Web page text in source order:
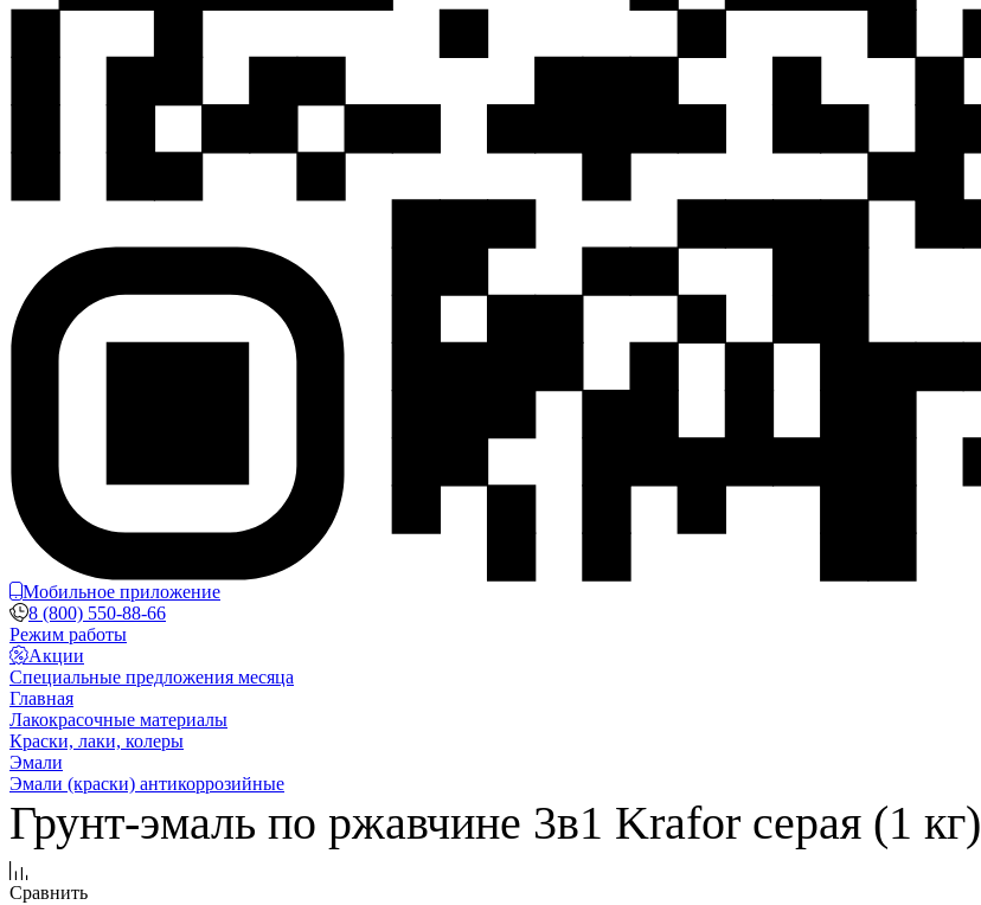
Мобильное приложение
8 (800) 550-88-66
Режим работы
Акции
Специальные предложения месяца
Главная
Лакокрасочные материалы
Краски, лаки, колеры
Эмали
Эмали (краски) антикоррозийные
Грунт-эмаль по ржавчине 3в1 Krafor серая (1 кг)
Сравнить